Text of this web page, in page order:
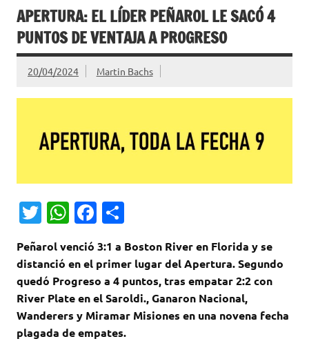
APERTURA: EL LÍDER PEÑAROL LE SACÓ 4
PUNTOS DE VENTAJA A PROGRESO
20/04/2024 Martin Bachs
T
it
te
r
W
at
s
A
p
p
Fa
e
b
o
o
k
m
p
ar
ti
r
Peñarol venció 3:1 a Boston River en Florida y se
distanció en el primer lugar del Apertura. Segundo
quedó Progreso a 4 puntos, tras empatar 2:2 con
River Plate en el Saroldi., Ganaron Nacional,
Wanderers y Miramar Misiones en una novena fecha
plagada de empates.